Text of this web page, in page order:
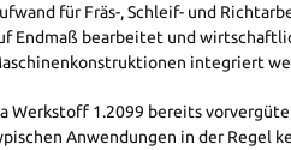
für Fräs-, Schleif- und
Endmaß bearbeitet und
integriert
Werkstoff 1.2099 bereits
Anwendungen in der Regel